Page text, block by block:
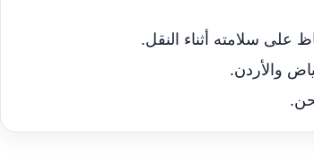
على سلامته أثناء النقل.
والأردن.